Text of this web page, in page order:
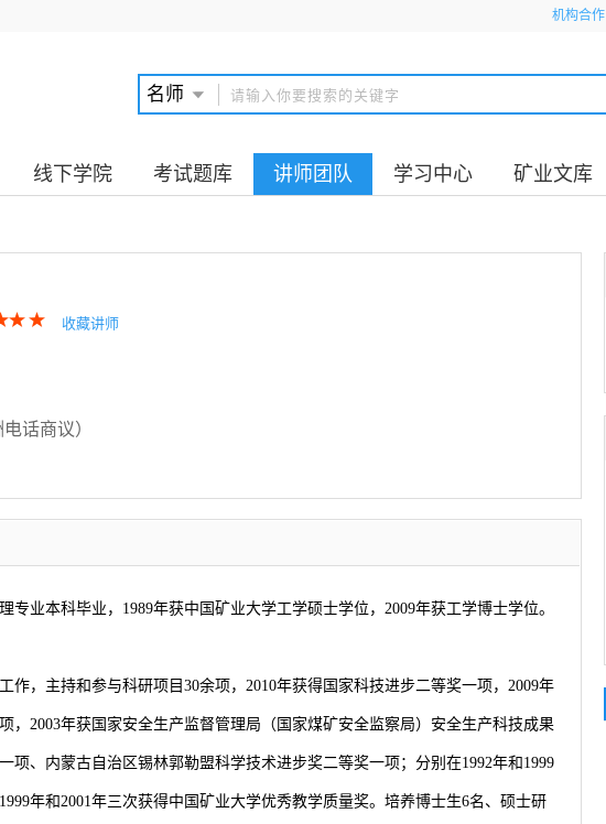
机构合作
线下学院 考试题库 讲师团队 学习中心 矿业文库
收藏讲师
话商议）
业本科毕业，1989年获中国矿业大学工学硕士学位，2009年获工学博士学位。
主持和参与科研项目30余项，2010年获得国家科技进步二等奖一项，2009年
2003年获国家安全生产监督管理局（国家煤矿安全监察局）安全生产科技成果
、内蒙古自治区锡林郭勒盟科学技术进步奖二等奖一项；分别在1992年和1999
年和2001年三次获得中国矿业大学优秀教学质量奖。培养博士生6名、硕士研